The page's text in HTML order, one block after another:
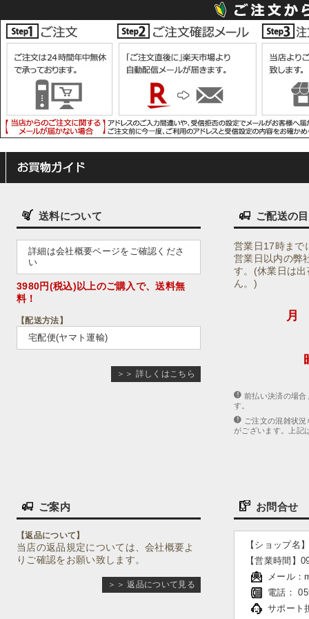
送料について
詳細は会社概要ページをご確認くださ
い
3980円(税込)以上のご購入で、送料無
料！
【配送方法】
宅配便(ヤマト運輸)
＞＞ 詳しくはこちら
ご配送の
営業日17時まで
営業日以内の弊
す。(休業日は
ん。)
前払い決済の場
す。
ご注文の混雑状
がございます。上記
ご案内
【返品について】
当店の返品規定については、会社概要よ
りご確認をお願い致します。
＞＞ 返品について見る
お問合せ
【ショップ名
【営業時間】
メール：
電話：
サポート